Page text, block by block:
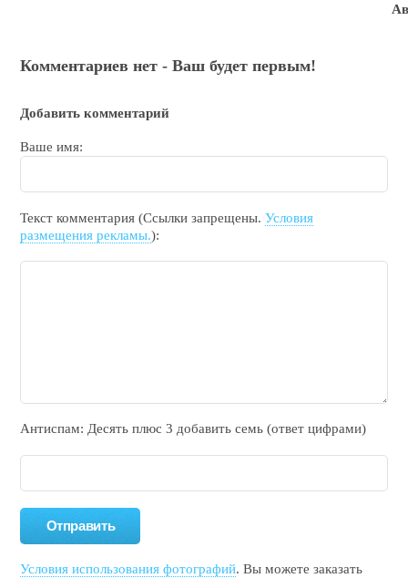
Комментариев нет - Ваш будет первым!
Добавить комментарий
Ваше имя:
Текст комментария (Ссылки запрещены.Условия
размещения рекламы.):
Антиспам: Дecять плюc 3 добавить ceмь (ответ цифрами)
Условия использования фотографий. Вы можете заказать